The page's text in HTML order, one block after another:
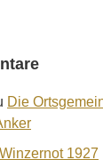
Die
Winzernot 1927